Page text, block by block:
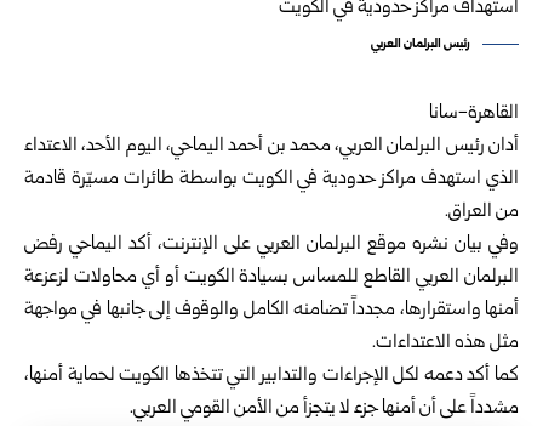
رئيس البرلمان العربي
القاهرة-سانا
أدان رئيس البرلمان العربي، محمد بن أحمد اليماحي، اليوم الأحد، الاعتداء
الذي استهدف مراكز حدودية في الكويت بواسطة طائرات مسيّرة قادمة
من العراق.
وفي بيان نشره موقع البرلمان العربي على الإنترنت، أكد اليماحي رفض
البرلمان العربي القاطع للمساس بسيادة الكويت أو أي محاولات لزعزعة
أمنها واستقرارها، مجدداً تضامنه الكامل والوقوف إلى جانبها في مواجهة
مثل هذه الاعتداءات.
كما أكد دعمه لكل الإجراءات والتدابير التي تتخذها الكويت لحماية أمنها،
مشدداً على أن أمنها جزء لا يتجزأ من الأمن القومي العربي.